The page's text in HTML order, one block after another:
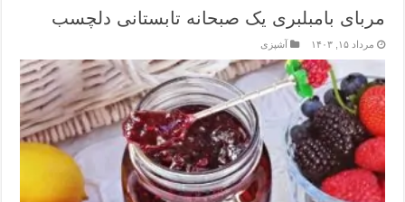
مربای بامبلبری یک صبحانه تابستانی دلچسب
مرداد ۱۵, ۱۴۰۳ آشپزی